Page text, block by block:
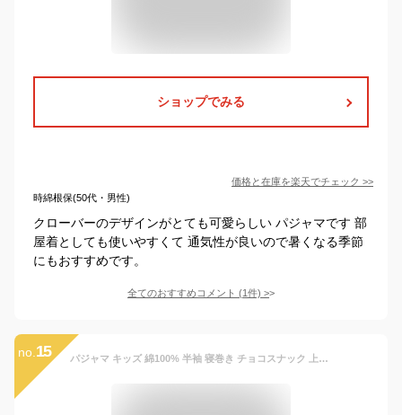
ショップでみる
価格と在庫を楽天でチェック >>
時綿根保(50代・男性)
クローバーのデザインがとても可愛らしい パジャマです 部
屋着としても使いやすくて 通気性が良いので暑くなる季節
にもおすすめです。
全てのおすすめコメント (1件) >
no. 15 パジャマ キッズ 綿100% 半袖 寝巻き チョコスナック 上下セット ルームウェア男の子 女の子 かわいい おしゃれ スウェット 半ズボン 90cm 100cm 110cm 120cm 130cm 140cm コットン 下着 子供用 韓国 子供服 (1)